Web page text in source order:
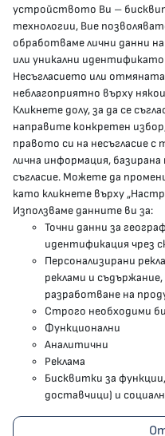
гр.София, 1000, пл.
МЗ В СОЦИАЛНИТЕ
Facebook страница
Instragram профил
YouTube канал
Threads профил
Карта на сайта
Бисквитки
Условия за използване
Поверителност
устройството Ви –
технологии, Вие
обработваме лични данни
или уникални
Несъгласието или
неблагоприятно върху
Кликнете долу, за да се
направите конкретен
правото си на несъгласие
лична информация,
съгласие. Можете да
като кликнете върху
Използваме данните ви за:
Точни данни за
идентификация чрез
Персонализирани
реклами и
разработване на
Строго необходими
Функционални
Аналитични
Реклама
Бисквитки за
доставчици) и